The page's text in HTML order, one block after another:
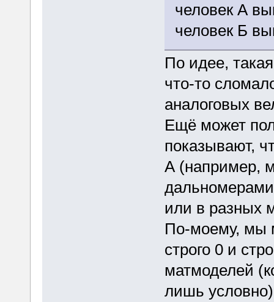
человек А
человек Б
По идее,
что-то
аналоговых
Ещё может
показывают,
А (например,
или в разных
По-моему, мы
строго 0 и
матмоделей
лишь